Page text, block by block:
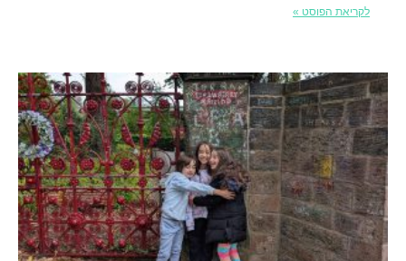
לקריאת הפוסט »